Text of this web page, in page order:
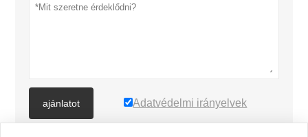
ajánlatot Adatvédelmi irányelvek